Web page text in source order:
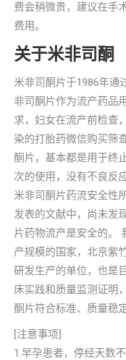
费会稍微贵，建议在手
费用。
关于米非司酮
米非司酮片于1986年通
非司酮片作为流产药品
求，妇女在流产前检查
染的打胎药微信购买筛
酮片，基本都是用于终
次的使用，没有不良反
米非司酮片药流安全性
发表的文献中，尚未发
片药物流产是安全的。
产规模的国家，北京紫
研发生产的单位，也是
床实践和质量监测证明
酮片符合标准、质量稳定
[注意事项]
1.早孕患者，停经天数